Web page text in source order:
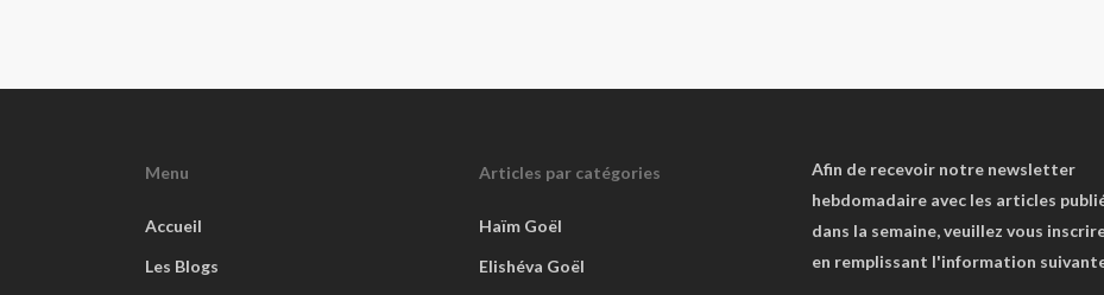
Menu
Accueil
Les Blogs
Articles par catégories
Haïm Goël
Elishéva Goël
Afin de recevoir notre newsletter
hebdomadaire avec les articles
dans la semaine, veuillez vous
en remplissant l'information